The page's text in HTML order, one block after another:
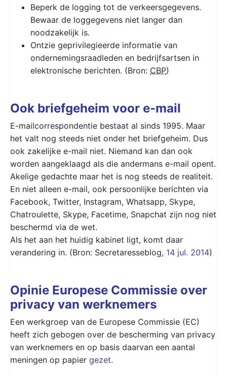
Beperk de logging tot de verkeersgegevens.
Bewaar de loggegevens niet langer dan
noodzakelijk is.
Ontzie geprivilegieerde informatie van
ondernemingsraadleden en bedrijfsartsen in
elektronische berichten. (Bron: CBP)
Ook briefgeheim voor e-mail
E-mailcorrespondentie bestaat al sinds 1995. Maar
het valt nog steeds niet onder het briefgeheim. Dus
ook zakelijke e-mail niet. Niemand kan dan ook
worden aangeklaagd als die andermans e-mail opent.
Akelige gedachte maar het is nog steeds de realiteit.
En niet alleen e-mail, ook persoonlijke berichten via
Facebook, Twitter, Instagram, Whatsapp, Skype,
Chatroulette, Skype, Facetime, Snapchat zijn nog niet
beschermd via de wet.
Als het aan het huidig kabinet ligt, komt daar
verandering in. (Bron: Secretaresseblog, 14 jul. 2014)
Opinie Europese Commissie over
privacy van werknemers
Een werkgroep van de Europese Commissie (EC)
heeft zich gebogen over de bescherming van privacy
van werknemers en op basis daarvan een aantal
meningen op papier gezet.